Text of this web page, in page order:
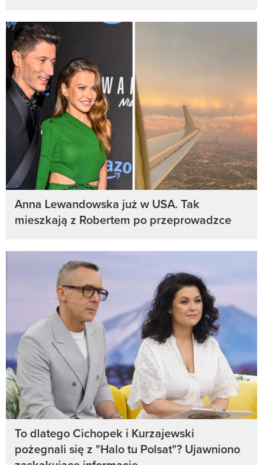
Anna Lewandowska już w USA. Tak
mieszkają z Robertem po przeprowadzce
To dlatego Cichopek i Kurzajewski
pożegnali się z "Halo tu Polsat"? Ujawniono